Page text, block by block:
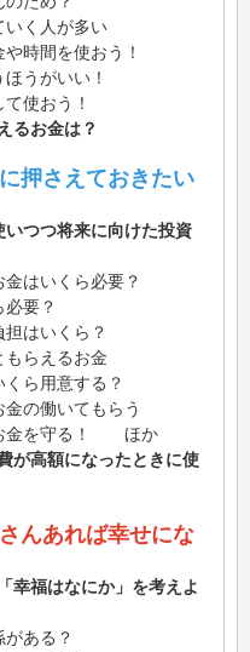
く人が多い
間を使おう！
がいい！
おう！
るお金は？
押さえておきたい
つつ将来に向けた投資
いくら必要？
要？
いくら？
らえるお金
用意する？
働いてもらう
を守る！ ほか
が高額になったときに使
んあれば幸せにな
幸福はなにか」を考えよ
ある？